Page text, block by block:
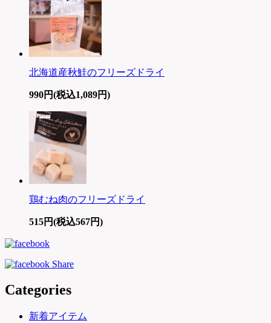
北海道産秋鮭のフリーズドライ
990円(税込1,089円)
鶏むね肉のフリーズドライ
515円(税込567円)
Categories
新着アイテム